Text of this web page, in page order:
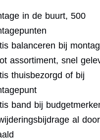
in de buurt, 500
balanceren bij
assortiment, snel
thuisbezorgd of bij
band bij
al